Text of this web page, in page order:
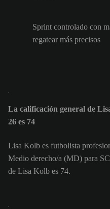
Sprint controlado con
regatear más precisos
La calificación general de
26 es 74
Lisa Kolb es futbolista
Medio derecho/a (MD) para
de Lisa Kolb es 74.